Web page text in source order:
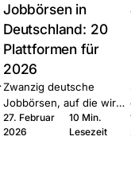
Jobbörsen in
Deutschland: 20
Plattformen für
2026
Zwanzig deutsche
Jobbörsen, auf die wir
bei Join multiposten.
Generalisten, Tech, Start-
27. Februar
2026
10 Min.
Lesezeit